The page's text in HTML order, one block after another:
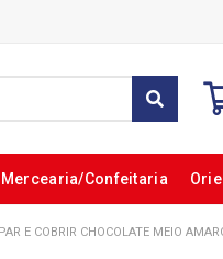
Mercearia/Confeitaria
E COBRIR CHOCOLATE MEIO